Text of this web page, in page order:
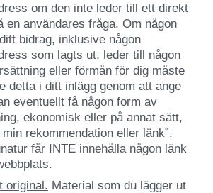
om den inte leder till ett direkt
en användares fråga. Om någon
bidrag, inklusive någon
som lagts ut, leder till någon
eller förmån för dig måste
detta i ditt inlägg genom att ange
eventuellt få någon form av
ekonomisk eller på annat sätt,
min rekommendation eller länk”.
får INTE innehålla någon länk
original. Material som du lägger ut